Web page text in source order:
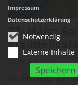
Notwendig
Externe Inhalte
Speichern
Impressum
Datenschutzerklärung
27. März:
Stadtteilcafé
24. März 2026
Ab Freitag, 27.